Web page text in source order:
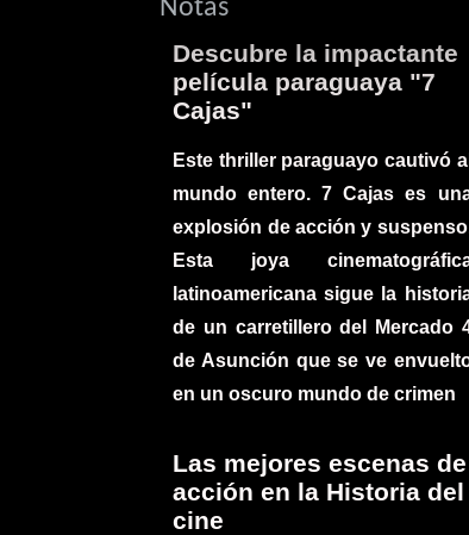
Notas
Descubre la impactante
película paraguaya "7
Cajas"
Este thriller paraguayo cautivó al
mundo entero. 7 Cajas es
explosión de acción y
Esta joya
latinoamericana sigue la
de un carretillero del Mercado
de Asunción que se ve
en un oscuro mundo de crimen
Las mejores escenas de
acción en la Historia del
cine